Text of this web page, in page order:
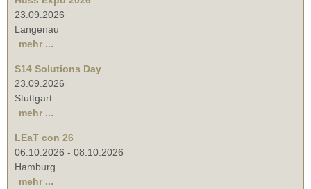
23.09.2026
Langenau
mehr ...
S14 Solutions Day
23.09.2026
Stuttgart
mehr ...
LEaT con 26
06.10.2026 - 08.10.2026
Hamburg
mehr ...